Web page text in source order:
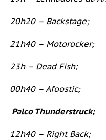
20h20 – Backstage;
21h40 – Motorocker;
23h – Dead Fish;
00h40 – Afoostic;
Palco Thunderstruck;
12h40 – Right Back;